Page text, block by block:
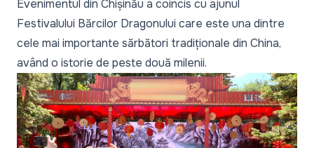
Evenimentul din Chișinău a coincis cu ajunul
Festivalului Bărcilor Dragonului care este una dintre
cele mai importante sărbători tradiționale din China,
având o istorie de peste două milenii.